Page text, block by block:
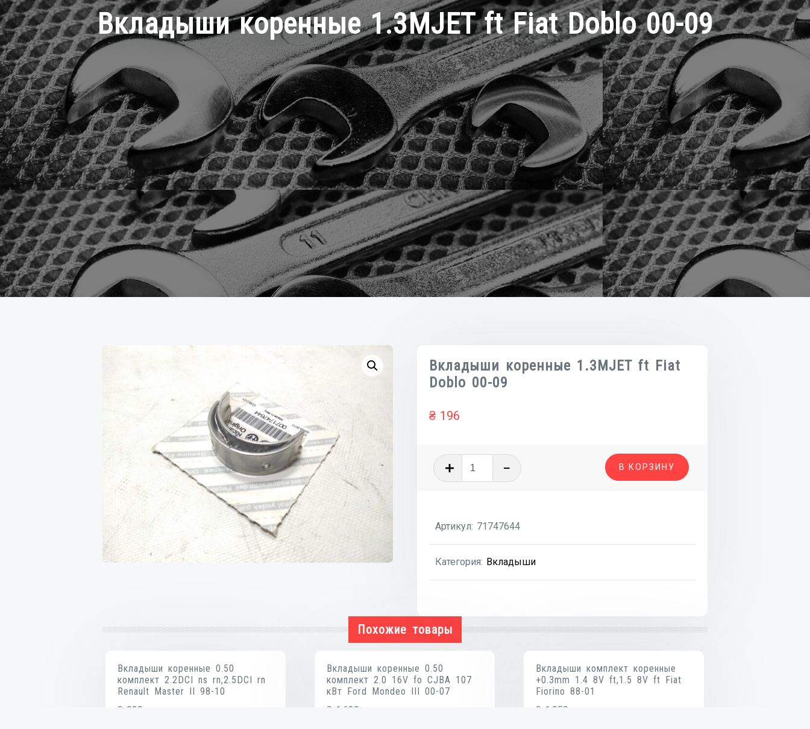
Вкладыши коренные 1.3MJET ft Fiat Doblo 00-09
Вкладыши коренные 1.3MJET ft Fiat
Doblo 00-09
₴ 196
Количество
товара
1.3MJET
Fiat
В КОРЗИНУ
Артикул: 71747644
Категория: Вкладыши
Похожие товары
Вкладыши коренные 0.50
комплект 2.2DCI ns rn,2.5DCI rn
Renault Master II 98-10
₴ 930
Вкладыши коренные 0.50
комплект 2.0 16V fo CJBA 107
кВт Ford Mondeo III 00-07
₴ 1,620
Вкладыши комплект коренные
+0.3mm 1.4 8V ft,1.5 8V ft Fiat
Fiorino 88-01
₴ 1,050